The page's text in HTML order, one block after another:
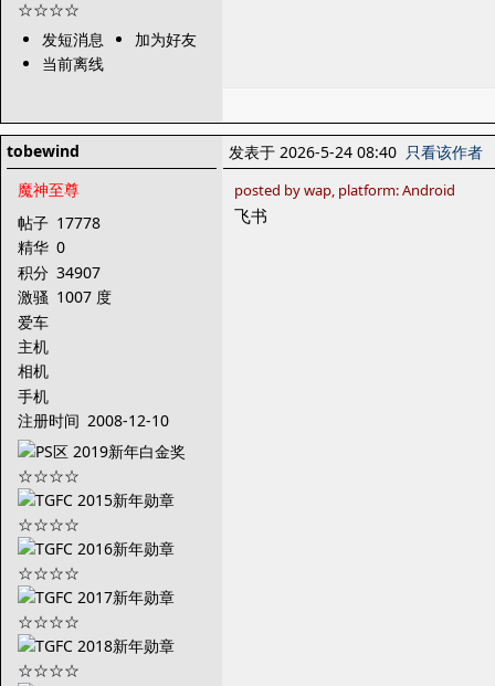
发短消息
加为好友
当前离线
tobewind
魔神至尊
帖子 17778
精华 0
积分 34907
激骚 1007 度
爱车
主机
相机
手机
注册时间 2008-12-10
发表于 2026-5-24 08:40 只看该作者
posted by wap, platform: Android
飞书